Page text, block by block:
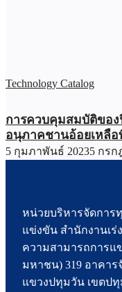
Technology Catalog
การควบคุมสมบัติขอ
อนุภาคชานอ้อยเหลื
5 กุมภาพันธ์ 20235 กรก
หน่วยบริหารจัดการ
แข่งขัน สำนักงานเร่
ความสามารถการ
มหาชน) 319 อาคา
แขวงปทุมวัน เขตปทุ